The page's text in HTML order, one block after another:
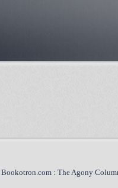
Bookotron.com : The Agony